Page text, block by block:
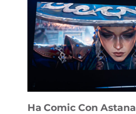
На Comic Con Astana